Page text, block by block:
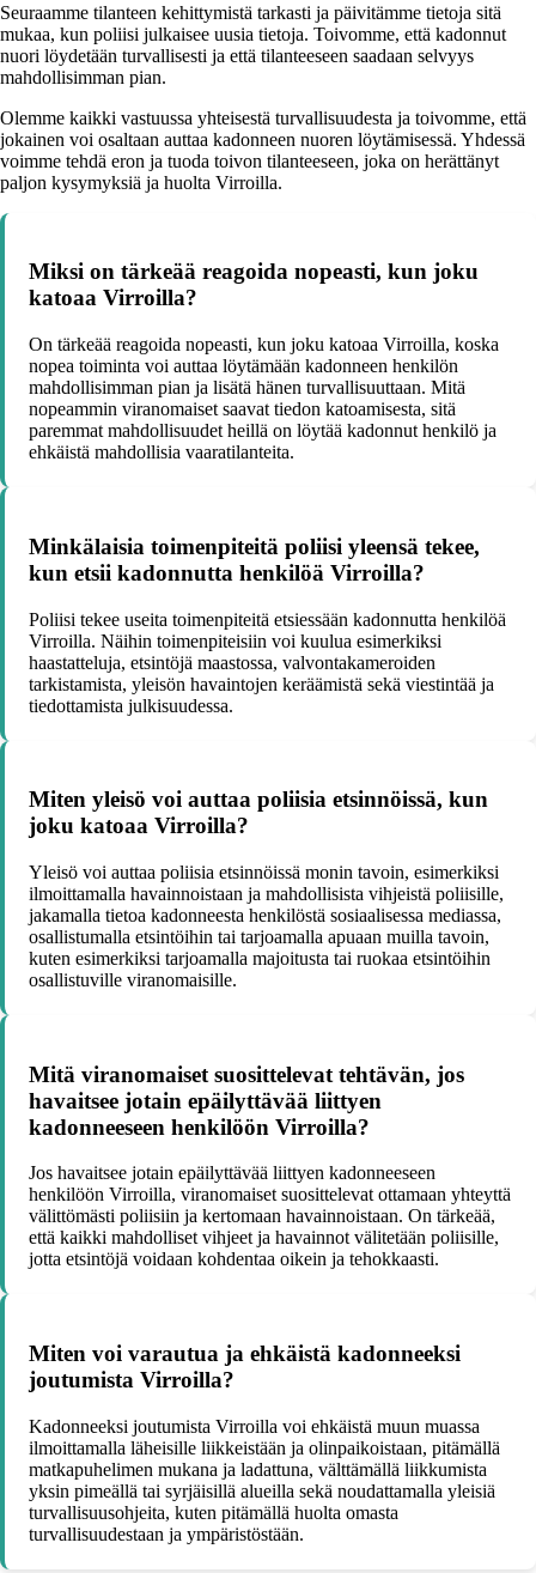
Seuraamme tilanteen kehittymistä tarkasti ja päivitämme tietoja sitä
mukaa, kun poliisi julkaisee uusia tietoja. Toivomme, että kadonnut
nuori löydetään turvallisesti ja että tilanteeseen saadaan selvyys
mahdollisimman pian.
Olemme kaikki vastuussa yhteisestä turvallisuudesta ja toivomme, että
jokainen voi osaltaan auttaa kadonneen nuoren löytämisessä. Yhdessä
voimme tehdä eron ja tuoda toivon tilanteeseen, joka on herättänyt
paljon kysymyksiä ja huolta Virroilla.
Miksi on tärkeää reagoida nopeasti, kun joku
katoaa Virroilla?
On tärkeää reagoida nopeasti, kun joku katoaa Virroilla, koska
nopea toiminta voi auttaa löytämään kadonneen henkilön
mahdollisimman pian ja lisätä hänen turvallisuuttaan. Mitä
nopeammin viranomaiset saavat tiedon katoamisesta, sitä
paremmat mahdollisuudet heillä on löytää kadonnut henkilö ja
ehkäistä mahdollisia vaaratilanteita.
Minkälaisia toimenpiteitä poliisi yleensä tekee,
kun etsii kadonnutta henkilöä Virroilla?
Poliisi tekee useita toimenpiteitä etsiessään kadonnutta henkilöä
Virroilla. Näihin toimenpiteisiin voi kuulua esimerkiksi
haastatteluja, etsintöjä maastossa, valvontakameroiden
tarkistamista, yleisön havaintojen keräämistä sekä viestintää ja
tiedottamista julkisuudessa.
Miten yleisö voi auttaa poliisia etsinnöissä, kun
joku katoaa Virroilla?
Yleisö voi auttaa poliisia etsinnöissä monin tavoin, esimerkiksi
ilmoittamalla havainnoistaan ja mahdollisista vihjeistä poliisille,
jakamalla tietoa kadonneesta henkilöstä sosiaalisessa mediassa,
osallistumalla etsintöihin tai tarjoamalla apuaan muilla tavoin,
kuten esimerkiksi tarjoamalla majoitusta tai ruokaa etsintöihin
osallistuville viranomaisille.
Mitä viranomaiset suosittelevat tehtävän, jos
havaitsee jotain epäilyttävää liittyen
kadonneeseen henkilöön Virroilla?
Jos havaitsee jotain epäilyttävää liittyen kadonneeseen
henkilöön Virroilla, viranomaiset suosittelevat ottamaan yhteyttä
välittömästi poliisiin ja kertomaan havainnoistaan. On tärkeää,
että kaikki mahdolliset vihjeet ja havainnot välitetään poliisille,
jotta etsintöjä voidaan kohdentaa oikein ja tehokkaasti.
Miten voi varautua ja ehkäistä kadonneeksi
joutumista Virroilla?
Kadonneeksi joutumista Virroilla voi ehkäistä muun muassa
ilmoittamalla läheisille liikkeistään ja olinpaikoistaan, pitämällä
matkapuhelimen mukana ja ladattuna, välttämällä liikkumista
yksin pimeällä tai syrjäisillä alueilla sekä noudattamalla yleisiä
turvallisuusohjeita, kuten pitämällä huolta omasta
turvallisuudestaan ja ympäristöstään.